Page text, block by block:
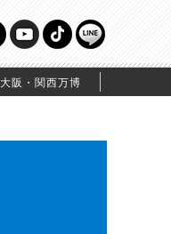
大阪・関西万博